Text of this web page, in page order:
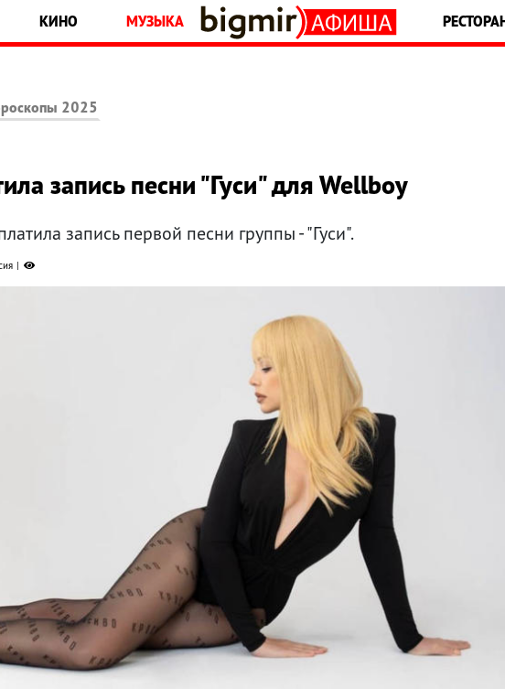
КИНО МУЗЫКА
2025
запись песни "Гуси" для Wellboy
запись первой песни группы - "Гуси".